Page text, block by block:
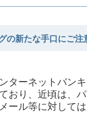
の新たな手口にご注
ターネットバン
おり、近頃は、
ール等に対して